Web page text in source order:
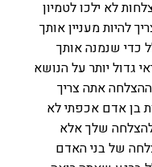
לא ילכו לטמיון
להיות מעניין אותך
כדי שנמנה אותך
גדול יותר על הנושא
אתה צריך
בן אדם אכפתי לא
שלך אלא
של בני האדם